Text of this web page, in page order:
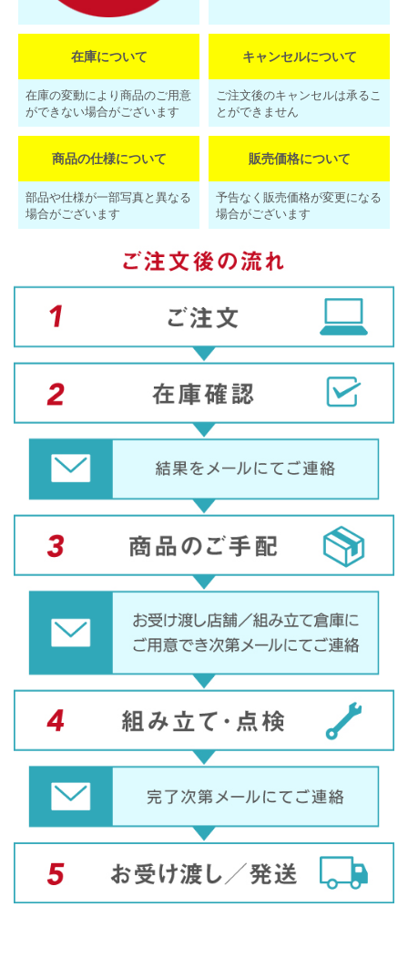
在庫について
在庫の変動により商品のご用意
ができない場合がございます
キャンセルについて
ご注文後のキャンセルは承るこ
とができません
商品の仕様について
部品や仕様が一部写真と異なる
場合がございます
販売価格について
予告なく販売価格が変更になる
場合がございます